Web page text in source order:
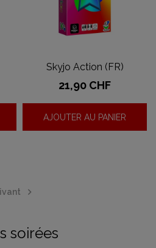
Skyjo Action (FR)
Prix
21,90 CHF
AJOUTER AU PANIER

soirées